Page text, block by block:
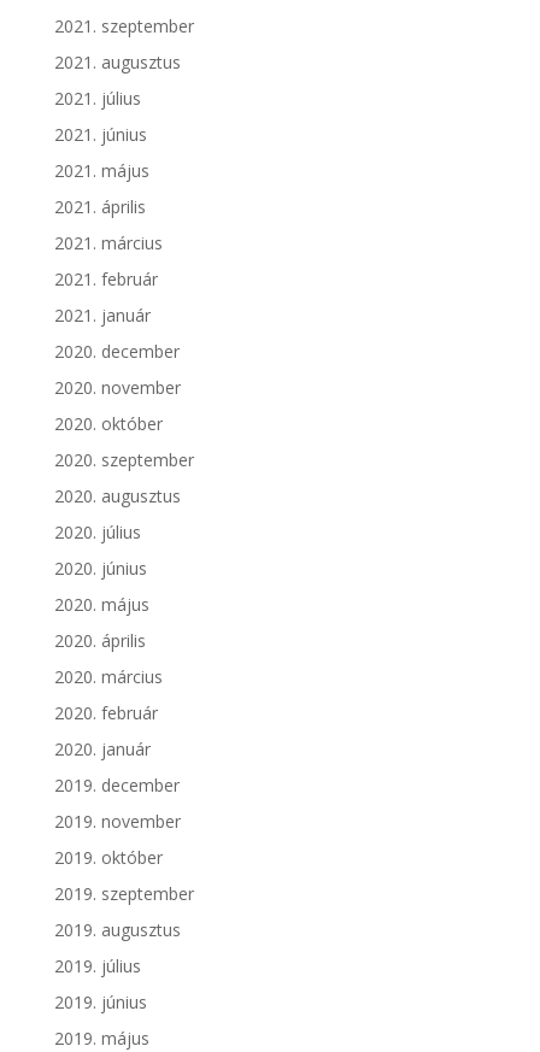
2021. szeptember
2021. augusztus
2021. július
2021. június
2021. május
2021. április
2021. március
2021. február
2021. január
2020. december
2020. november
2020. október
2020. szeptember
2020. augusztus
2020. július
2020. június
2020. május
2020. április
2020. március
2020. február
2020. január
2019. december
2019. november
2019. október
2019. szeptember
2019. augusztus
2019. július
2019. június
2019. május